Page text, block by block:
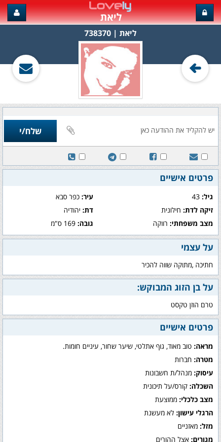
ליאת
ליאת‏ | 738370
פרטים אישיים
גיל: עיר:כפר סבא
זיקה לדת: חילונית דת:יהודיה
מצב משפחתי: רווקה גובה:169 ס"מ
על עצמי
חתיכה ,מתוקה שווה להכיר
על בן הזוג המבוקש:
טרם הוזן טקסט
פרטים אישיים
מראה: טוב מאוד, גוף אתלטי, שיער שחור, עיניים חומות.
מטרה: חברות
עיסוק: מנהל/ת חשבונות
השכלה: קורס/על תיכונית
מצב כלכלי: ממוצעת
הרגלי עישון: לא מעשנת
מזל: מאזניים
מגורים: אצל ההורים